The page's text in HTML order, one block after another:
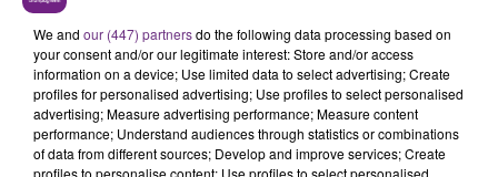
frères pourraient être cachés.
We and our (447) partnersdo the following data processing based on
your consent and/or our legitimate interest: Store and/or access
information on a device; Use limited data to select advertising; Create
profiles for personalised advertising; Use profiles to select personalised
advertising; Measure advertising performance; Measure content
performance; Understand audiences through statistics or combinations
of data from different sources; Develop and improve services; Create
profiles to personalise content; Use profiles to select personalised